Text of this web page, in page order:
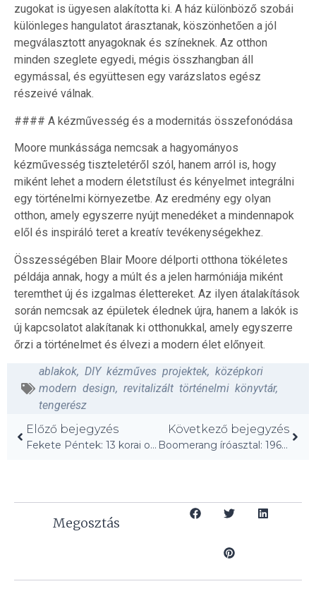
zugokat is ügyesen alakította ki. A ház különböző szobái
különleges hangulatot árasztanak, köszönhetően a jól
megválasztott anyagoknak és színeknek. Az otthon
minden szeglete egyedi, mégis összhangban áll
egymással, és együttesen egy varázslatos egész
részeivé válnak.
#### A kézművesség és a modernitás összefonódása
Moore munkássága nemcsak a hagyományos
kézművesség tiszteletéről szól, hanem arról is, hogy
miként lehet a modern életstílust és kényelmet integrálni
egy történelmi környezetbe. Az eredmény egy olyan
otthon, amely egyszerre nyújt menedéket a mindennapok
elől és inspiráló teret a kreatív tevékenységekhez.
Összességében Blair Moore délporti otthona tökéletes
példája annak, hogy a múlt és a jelen harmóniája miként
teremthet új és izgalmas élettereket. Az ilyen átalakítások
során nemcsak az épületek élednek újra, hanem a lakók is
új kapcsolatot alakítanak ki otthonukkal, amely egyszerre
őrzi a történelmet és élvezi a modern élet előnyeit.
ablakok, DIY kézműves projektek, középkori
modern design, revitalizált történelmi könyvtár,
tengerész
Előző bejegyzés
Fekete Péntek: 13 korai otthoni ajánlat a gyors vásárlóknak!
Következő bejegyzés
Boomerang íróasztal: 1969 óta rejti a csúnya kábeleket!
Megosztás